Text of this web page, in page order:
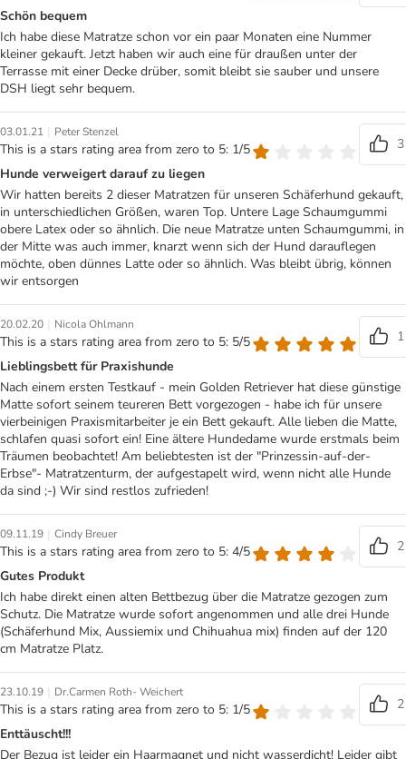
Schön bequem
Ich habe diese Matratze schon vor ein paar Monaten eine Nummer
kleiner gekauft. Jetzt haben wir auch eine für draußen unter der
Terrasse mit einer Decke drüber, somit bleibt sie sauber und unsere
DSH liegt sehr bequem.
03.01.21 | Peter Stenzel
This is a stars rating area from zero to 5: 1/5
3
Hunde verweigert darauf zu liegen
Wir hatten bereits 2 dieser Matratzen für unseren Schäferhund gekauft,
in unterschiedlichen Größen, waren Top. Untere Lage Schaumgummi
obere Latex oder so ähnlich. Die neue Matratze unten Schaumgummi, in
der Mitte was auch immer, knarzt wenn sich der Hund darauflegen
möchte, oben dünnes Latte oder so ähnlich. Was bleibt übrig, können
wir entsorgen
20.02.20 | Nicola Ohlmann
This is a stars rating area from zero to 5: 5/5
1
Lieblingsbett für Praxishunde
Nach einem ersten Testkauf - mein Golden Retriever hat diese günstige
Matte sofort seinem teureren Bett vorgezogen - habe ich für unsere
vierbeinigen Praxismitarbeiter je ein Bett gekauft. Alle lieben die Matte,
schlafen quasi sofort ein! Eine ältere Hundedame wurde erstmals beim
Träumen beobachtet! Am beliebtesten ist der "Prinzessin-auf-der-
Erbse"- Matratzenturm, der aufgestapelt wird, wenn nicht alle Hunde
da sind ;-) Wir sind restlos zufrieden!
09.11.19 | Cindy Breuer
This is a stars rating area from zero to 5: 4/5
2
Gutes Produkt
Ich habe direkt einen alten Bettbezug über die Matratze gezogen zum
Schutz. Die Matratze wurde sofort angenommen und alle drei Hunde
(Schäferhund Mix, Aussiemix und Chihuahua mix) finden auf der 120
cm Matratze Platz.
23.10.19 | Dr.Carmen Roth- Weichert
This is a stars rating area from zero to 5: 1/5
2
Enttäuscht!!!
Der Bezug ist leider ein Haarmagnet und nicht wasserdicht! Leider gibt